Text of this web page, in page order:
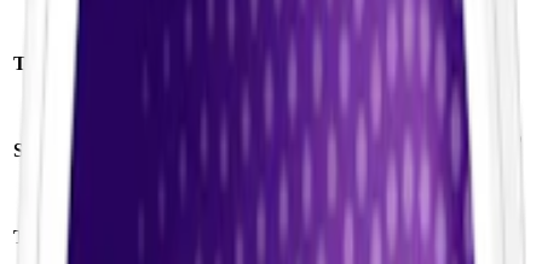
Tillverkare:
Format/storlek:
Styrka :
Antal prillor:
20
Torrhet:
Nikotin per
10 mg